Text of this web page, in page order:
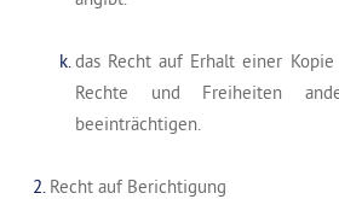
das Recht auf Erhalt einer
Rechte und Freiheiten
beeinträchtigen.
Recht auf Berichtigung